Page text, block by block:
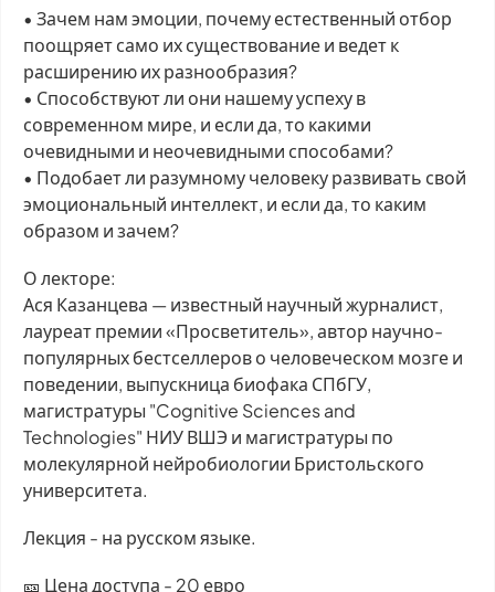
• Зачем нам эмоции, почему естественный отбор
поощряет само их существование и ведет к
расширению их разнообразия?
• Способствуют ли они нашему успеху в
современном мире, и если да, то какими
очевидными и неочевидными способами?
• Подобает ли разумному человеку развивать свой
эмоциональный интеллект, и если да, то каким
образом и зачем?
О лекторе:
Ася Казанцева — известный научный журналист,
лауреат премии «Просветитель», автор научно-
популярных бестселлеров о человеческом мозге и
поведении, выпускница биофака СПбГУ,
магистратуры "Cognitive Sciences and
Technologies" НИУ ВШЭ и магистратуры по
молекулярной нейробиологии Бристольского
университета.
Лекция - на русском языке.
🎫 Цена доступа - 20 евро